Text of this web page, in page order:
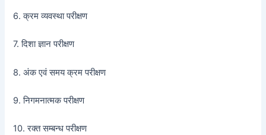
6. क्रम व्यवस्था परीक्षण
7. दिशा ज्ञान परीक्षण
8. अंक एवं समय क्रम परीक्षण
9. निगमनात्मक परीक्षण
10. रक्त सम्बन्ध परीक्षण